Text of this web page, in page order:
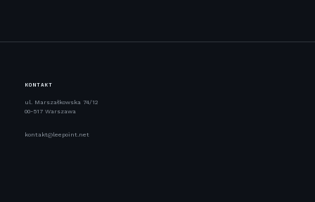
KONTAKT
ul. Marszałkowska 74/12
00-517 Warszawa
kontakt@leepoint.net